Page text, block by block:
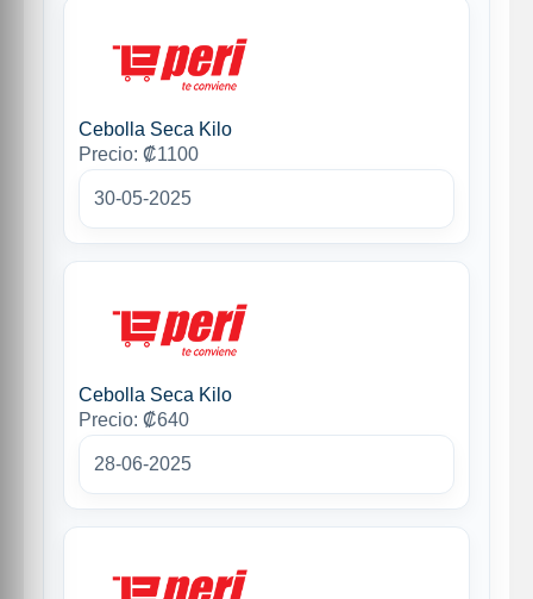
Cebolla Seca Kilo
Precio: ₡1100
30-05-2025
Cebolla Seca Kilo
Precio: ₡640
28-06-2025